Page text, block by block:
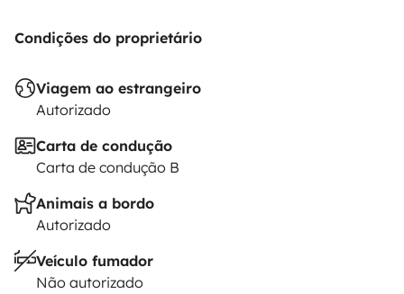
responsabilidade civil, colisão e contra todos os riscos.
O seguro da Roadsurfer aplica-se a título secundário,
em complemento ao seguro pessoal do locatário.
Condições do proprietário
Viagem ao estrangeiro
Autorizado
Carta de condução
Carta de condução B
Animais a bordo
Autorizado
Veículo fumador
Não autorizado